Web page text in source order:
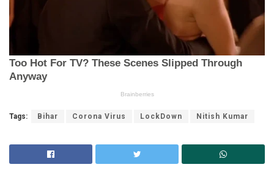
Tags: Bihar Corona Virus LockDown Nitish Kumar